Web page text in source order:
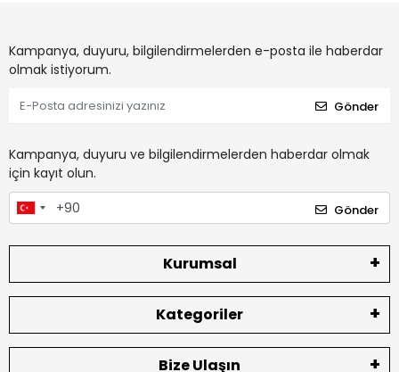
Kampanya, duyuru, bilgilendirmelerden e-posta ile haberdar
olmak istiyorum.
Gönder
Kampanya, duyuru ve bilgilendirmelerden haberdar olmak
için kayıt olun.
Gönder
Kurumsal
Kategoriler
Bize Ulaşın